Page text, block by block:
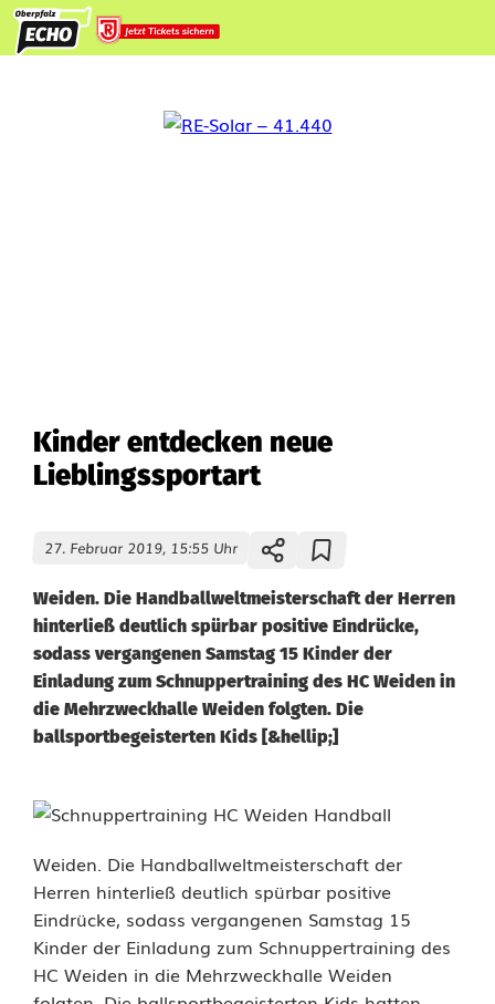
Kinder entdecken neue
Lieblingssportart
27. Februar 2019, 15:55 Uhr
Weiden. Die Handballweltmeisterschaft der Herren
hinterließ deutlich spürbar positive Eindrücke,
sodass vergangenen Samstag 15 Kinder der
Einladung zum Schnuppertraining des HC Weiden in
die Mehrzweckhalle Weiden folgten. Die
ballsportbegeisterten Kids [&hellip;]
K
i
n
d
e
Weiden. Die Handballweltmeisterschaft der
Herren hinterließ deutlich spürbar positive
Eindrücke, sodass vergangenen Samstag 15
Kinder der Einladung zum Schnuppertraining des
HC Weiden in die Mehrzweckhalle Weiden